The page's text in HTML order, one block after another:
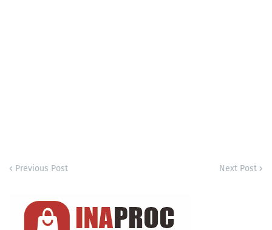
Previous Post Next Post